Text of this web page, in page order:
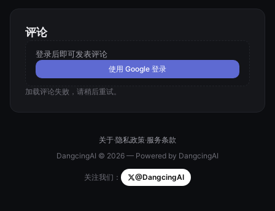
评论
登录后即可发表评论
使用 Google 登录
加载评论失败，请稍后重试。
关于·隐私政策·服务条款
DangcingAI © 2026 — Powered by DangcingAI
关注我们： @DangcingAI